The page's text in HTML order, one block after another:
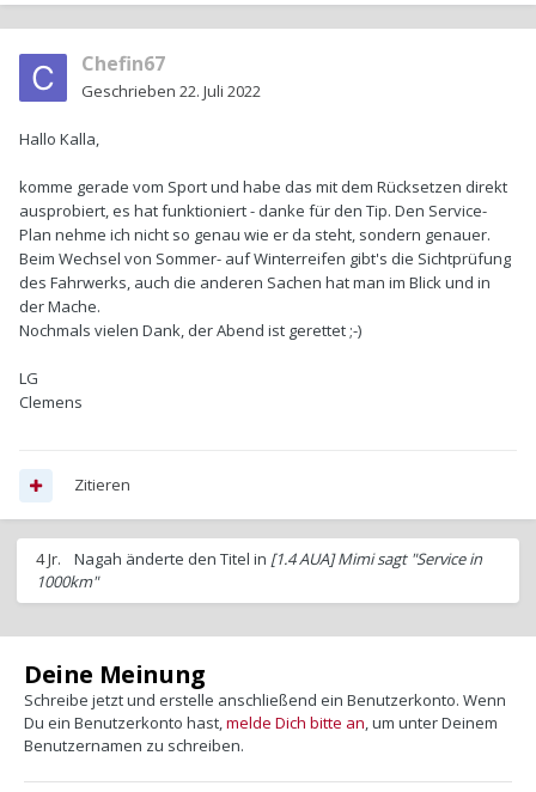
Chefin67
Geschrieben 22. Juli 2022
Hallo Kalla,
komme gerade vom Sport und habe das mit dem Rücksetzen direkt
ausprobiert, es hat funktioniert - danke für den Tip. Den Service-
Plan nehme ich nicht so genau wie er da steht, sondern genauer.
Beim Wechsel von Sommer- auf Winterreifen gibt's die Sichtprüfung
des Fahrwerks, auch die anderen Sachen hat man im Blick und in
der Mache.
Nochmals vielen Dank, der Abend ist gerettet ;-)
LG
Clemens
Zitieren
4 Jr. Nagah änderte den Titel in [1.4 AUA] Mimi sagt "Service in
1000km"
Deine Meinung
Schreibe jetzt und erstelle anschließend ein Benutzerkonto. Wenn
Du ein Benutzerkonto hast,melde Dich bitte an, um unter Deinem
Benutzernamen zu schreiben.